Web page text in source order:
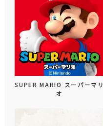
SUPER MARIO スーパーマリ
オ